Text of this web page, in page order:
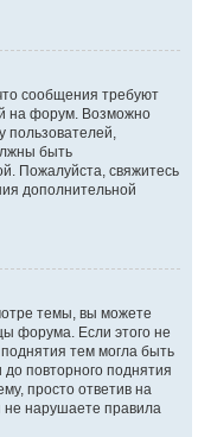
сообщения требуют
на форум. Возможно
пользователей,
быть
Пожалуйста, свяжитесь
дополнительной
темы, вы можете
форума. Если этого не
тем могла быть
повторного поднятия
просто ответив на
не нарушаете правила